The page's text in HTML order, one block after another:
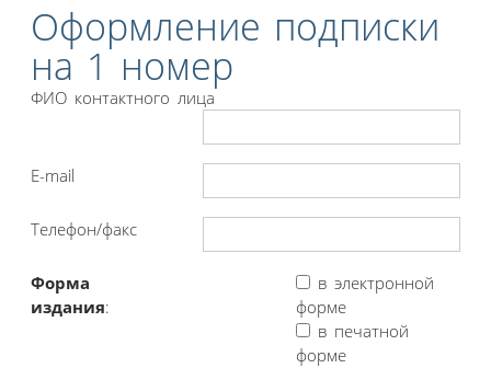
Оформление подписки
на 1 номер
ФИО контактного лица
E-mail
Телефон/факс
Форма
издания:
в электронной
форме
в печатной
форме